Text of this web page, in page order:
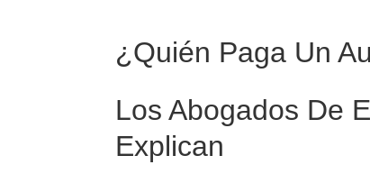
¿Quién Paga Un
Los Abogados De
Explican